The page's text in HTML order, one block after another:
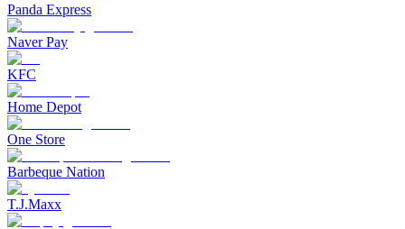
Panda Express
Naver Pay
KFC
Home Depot
One Store
Barbeque Nation
T.J.Maxx